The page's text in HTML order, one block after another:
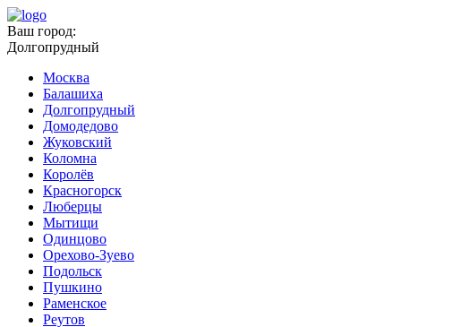
Ваш город:
Долгопрудный
Москва
Балашиха
Долгопрудный
Домодедово
Жуковский
Коломна
Королёв
Красногорск
Люберцы
Мытищи
Одинцово
Орехово-Зуево
Подольск
Пушкино
Раменское
Реутов